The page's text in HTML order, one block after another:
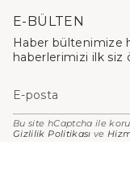
E-BÜLTEN
Haber bültenimize
haberlerimizi ilk siz
Bu site hCaptcha ile
Gizlilik Politikası ve